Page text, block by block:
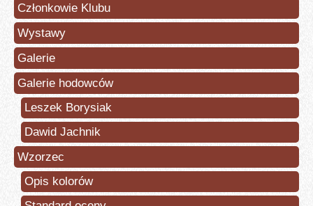
Członkowie Klubu
Wystawy
Galerie
Galerie hodowców
Leszek Borysiak
Dawid Jachnik
Wzorzec
Opis kolorów